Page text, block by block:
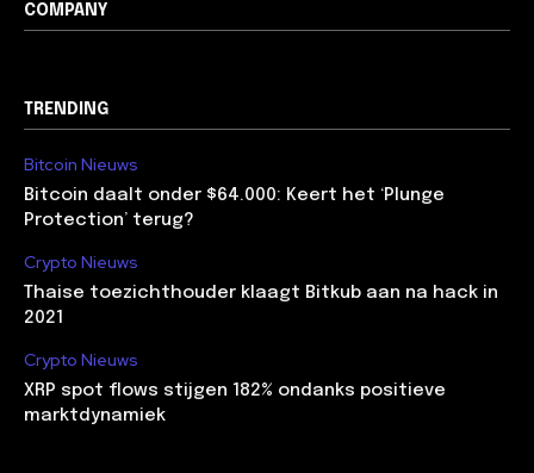
COMPANY
TRENDING
Bitcoin Nieuws
Bitcoin daalt onder $64.000: Keert het ‘Plunge
Protection’ terug?
Crypto Nieuws
Thaise toezichthouder klaagt Bitkub aan na hack in
2021
Crypto Nieuws
XRP spot flows stijgen 182% ondanks positieve
marktdynamiek